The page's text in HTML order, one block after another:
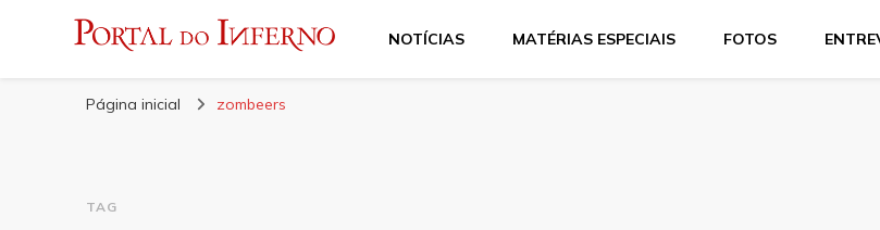
Portal do Inferno
NOTÍCIAS MATÉRIAS ESPECIAIS FOTOS
Página inicial zombeers
TAG